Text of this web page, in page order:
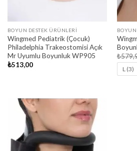
BOYUN DESTEK ÜRÜNLERI
Wingmed Pediatrik (Çocuk)
Philadelphia Trakeostomisi Açık
Mr Uyumlu Boyunluk WP905
₺513,00
₺
L (3)